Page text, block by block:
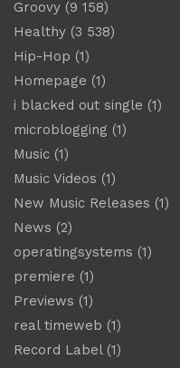
Groovy (9 158)
Healthy (3 538)
Hip-Hop (1)
Homepage (1)
i blacked out single (1)
microblogging (1)
Music (1)
Music Videos (1)
New Music Releases (1)
News (2)
operatingsystems (1)
premiere (1)
Previews (1)
real timeweb (1)
Record Label(1)